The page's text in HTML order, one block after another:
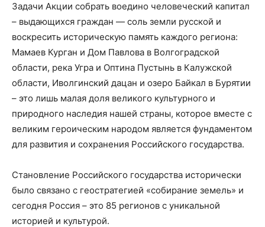
Задачи Акции собрать воедино человеческий капитал
– выдающихся граждан — соль земли русской и
воскресить историческую память каждого региона:
Мамаев Курган и Дом Павлова в Волгоградской
области, река Угра и Оптина Пустынь в Калужской
области, Иволгинский дацан и озеро Байкал в Бурятии
– это лишь малая доля великого культурного и
природного наследия нашей страны, которое вместе с
великим героическим народом является фундаментом
для развития и сохранения Российского государства.
Становление Российского государства исторически
было связано с геостратегией «собирание земель» и
сегодня Россия – это 85 регионов с уникальной
историей и культурой.